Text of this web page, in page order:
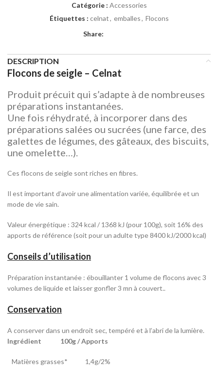
Catégorie : Accessories
Étiquettes : celnat, emballes, Flocons
Share:
DESCRIPTION
Flocons de seigle – Celnat
Produit précuit qui s’adapte à de nombreuses
préparations instantanées.
Une fois réhydraté, à incorporer dans des
préparations salées ou sucrées (une farce, des
galettes de légumes, des gâteaux, des biscuits,
une omelette…).
Ces flocons de seigle sont riches en fibres.
Il est important d’avoir une alimentation variée, équilibrée et un
mode de vie sain.
Valeur énergétique : 324 kcal / 1368 kJ (pour 100g), soit 16% des
apports de référence (soit pour un adulte type 8400 kJ/2000 kcal)
Conseils d’utilisation
Préparation instantanée : ébouillanter 1 volume de flocons avec 3
volumes de liquide et laisser gonfler 3 mn à couvert..
Conservation
A conserver dans un endroit sec, tempéré et à l’abri de la lumière.
Ingrédient 100g / Apports
Matières grasses* 1,4g/2%